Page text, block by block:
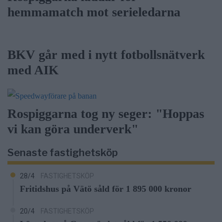
hemmamatch mot serieledarna
BKV går med i nytt fotbollsnätverk
med AIK
Rospiggarna tog ny seger: "Hoppas
vi kan göra underverk"
Senaste fastighetsköp
28/4 FASTIGHETSKÖP
Fritidshus på Vätö såld för 1 895 000 kronor
20/4 FASTIGHETSKÖP